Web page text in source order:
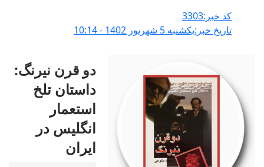
کد خبر:3303
تاریخ خبر:يکشنبه 5 شهريور 1402 - 10:14
دو قرن نیرنگ:
داستان تلخ
استعمار
انگلیس در
ایران